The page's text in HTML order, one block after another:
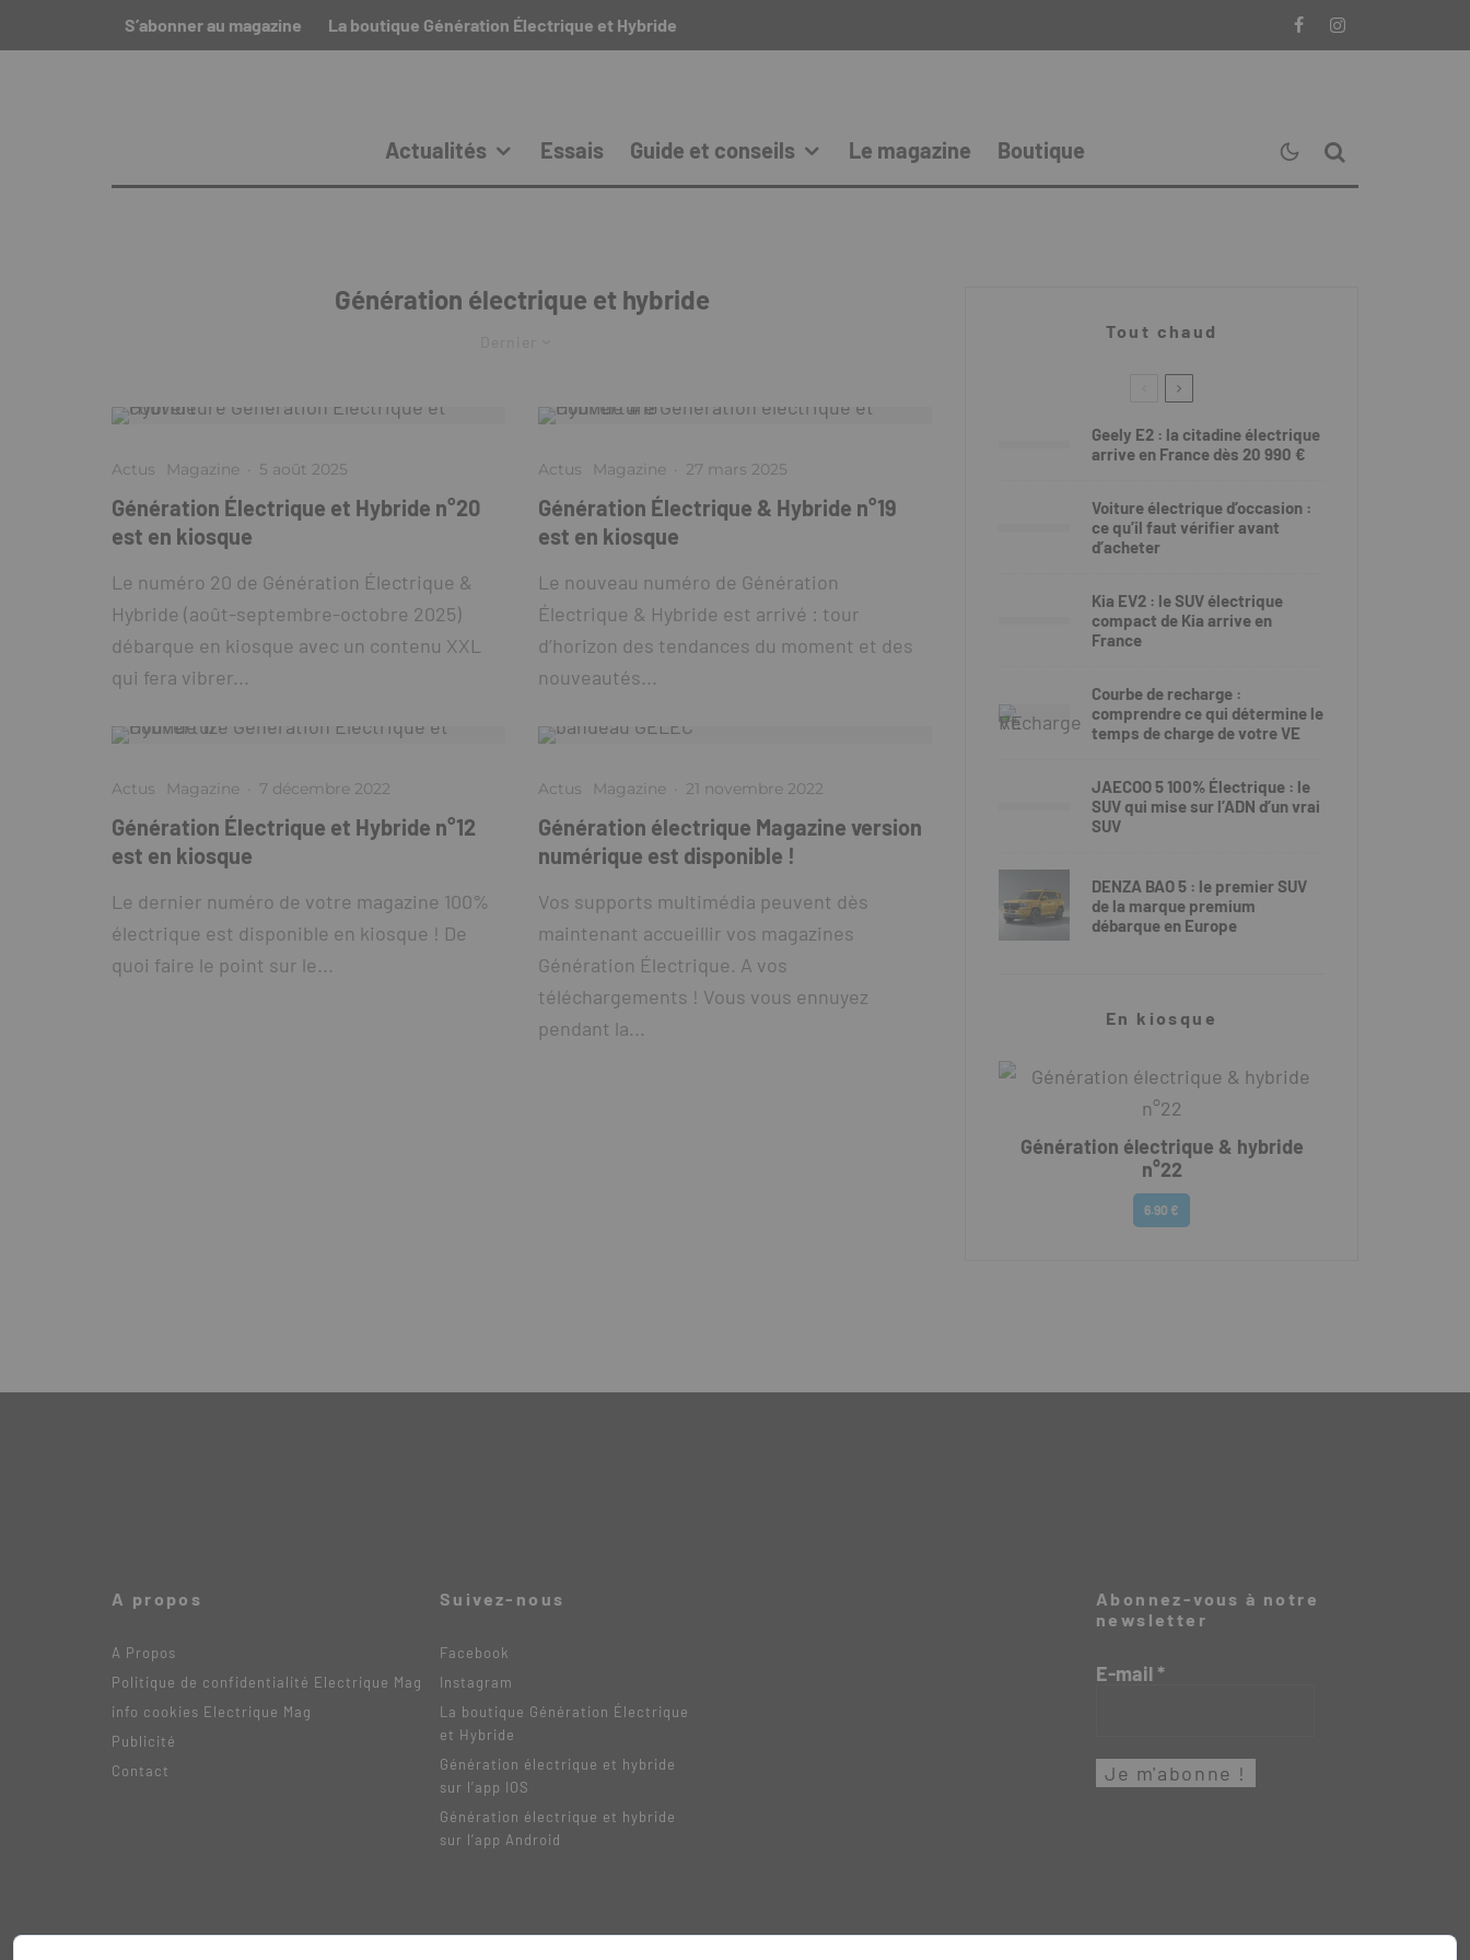
S’abonner au magazine La boutique Génération Électrique et Hybride
Actualités Essais Guide et conseils Le magazine Boutique
Génération électrique et hybride
Actus Magazine · 5 août 2025
Génération Électrique et Hybride n°20
est en kiosque
Le numéro 20 de Génération Électrique &
Hybride (août-septembre-octobre 2025)
débarque en kiosque avec un contenu XXL
qui fera vibrer...
Actus Magazine · 7 décembre 2022
Génération Électrique et Hybride n°12
est en kiosque
Le dernier numéro de votre magazine 100%
électrique est disponible en kiosque ! De
quoi faire le point sur le...
Actus Magazine · 27 mars 2025
Génération Électrique & Hybride n°19
est en kiosque
Le nouveau numéro de Génération
Électrique & Hybride est arrivé : tour
d’horizon des tendances du moment et des
nouveautés...
Actus Magazine · 21 novembre 2022
Génération électrique Magazine version
numérique est disponible !
Vos supports multimédia peuvent dès
maintenant accueillir vos magazines
Génération Électrique. A vos
téléchargements ! Vous vous ennuyez
pendant la...
Tout chaud
Geely E2 : la citadine électrique
arrive en France dès 20 990 €
Voiture électrique d’occasion :
ce qu’il faut vérifier avant
d’acheter
Kia EV2 : le SUV électrique
compact de Kia arrive en
France
Courbe de recharge :
comprendre ce qui détermine le
temps de charge de votre VE
JAECOO 5 100% Électrique : le
SUV qui mise sur l’ADN d’un vrai
SUV
DENZA BAO 5 : le premier SUV
de la marque premium
débarque en Europe
En kiosque
Génération électrique & hybride
n°22
6.90 €
A propos
A Propos
Politique de confidentialité Electrique Mag
info cookies Electrique Mag
Publicité
Contact
Suivez-nous
Facebook
Instagram
La boutique Génération Électrique
et Hybride
Génération électrique et hybride
sur l’app IOS
Génération électrique et hybride
sur l’app Android
Abonnez-vous à notre
newsletter
E-mail *